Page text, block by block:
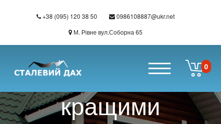
+38 (095) 120 38 50
0986108887@ukr.net
М. Рівне вул.Соборна 65
0
Покрівельні
матеріали за
кращими